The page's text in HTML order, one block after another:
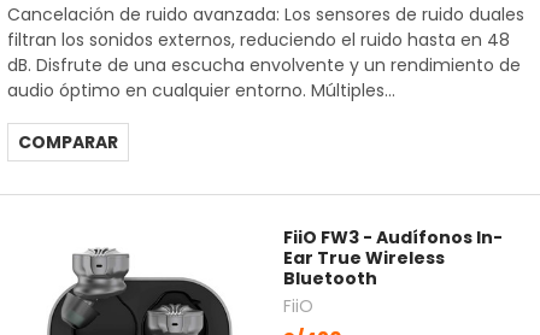
Cancelación de ruido avanzada: Los sensores de ruido duales
filtran los sonidos externos, reduciendo el ruido hasta en 48
dB. Disfrute de una escucha envolvente y un rendimiento de
audio óptimo en cualquier entorno. Múltiples...
COMPARAR
FiiO FW3 - Audífonos In-
Ear True Wireless
Bluetooth
FiiO